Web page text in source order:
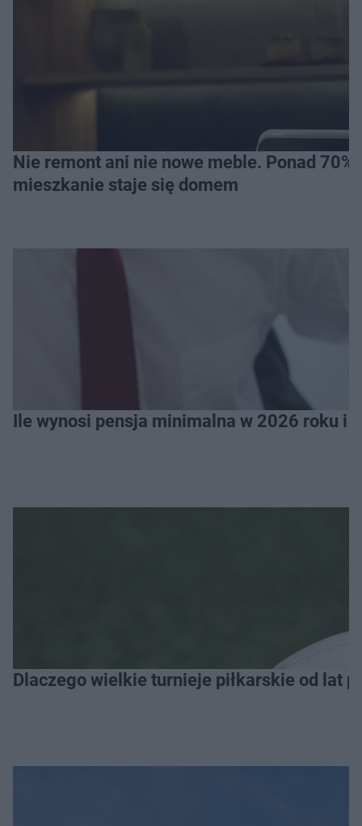
Nie remont ani nie nowe meble. Ponad
mieszkanie staje się domem
Ile wynosi pensja minimalna w 2026 roku i
Dlaczego wielkie turnieje piłkarskie od lat